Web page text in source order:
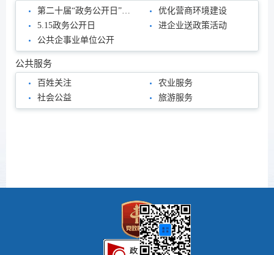
第二十届“政务公开日”活动
优化营商环境建设
5.15政务公开日
进企业送政策活动
公共企事业单位公开
公共服务
百姓关注
农业服务
社会公益
旅游服务